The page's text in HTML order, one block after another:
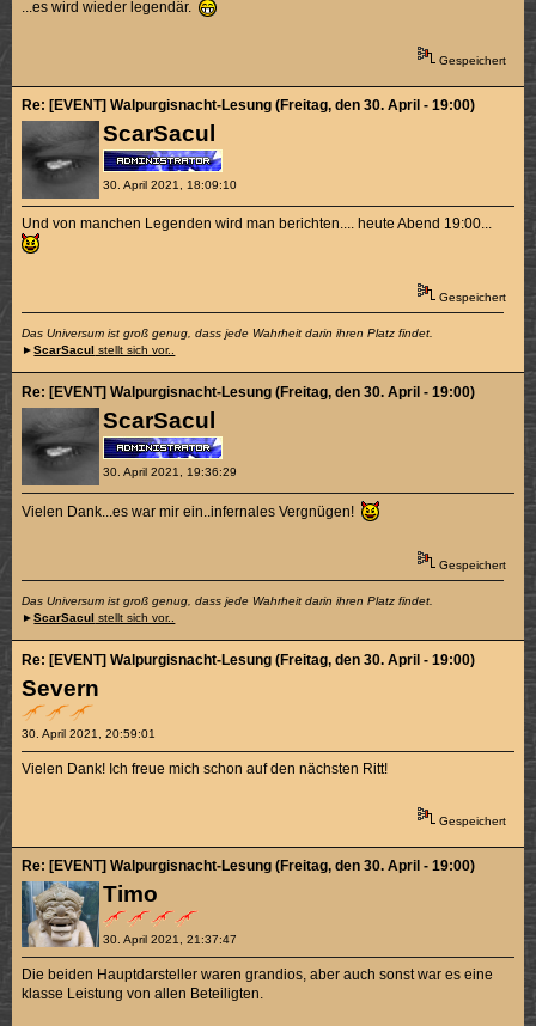
...es wird wieder legendär.
Gespeichert
ScarSacul
30. April 2021, 18:09:10
Re: [EVENT] Walpurgisnacht-Lesung (Freitag, den 30. April - 19:00)
Und von manchen Legenden wird man berichten.... heute Abend 19:00...
Gespeichert
Das Universum ist groß genug, dass jede Wahrheit darin ihren Platz findet.
►ScarSacul stellt sich vor..
ScarSacul
30. April 2021, 19:36:29
Re: [EVENT] Walpurgisnacht-Lesung (Freitag, den 30. April - 19:00)
Vielen Dank...es war mir ein..infernales Vergnügen!
Gespeichert
Das Universum ist groß genug, dass jede Wahrheit darin ihren Platz findet.
►ScarSacul stellt sich vor..
Severn
30. April 2021, 20:59:01
Re: [EVENT] Walpurgisnacht-Lesung (Freitag, den 30. April - 19:00)
Vielen Dank! Ich freue mich schon auf den nächsten Ritt!
Gespeichert
Timo
30. April 2021, 21:37:47
Re: [EVENT] Walpurgisnacht-Lesung (Freitag, den 30. April - 19:00)
Die beiden Hauptdarsteller waren grandios, aber auch sonst war es eine
klasse Leistung von allen Beteiligten.